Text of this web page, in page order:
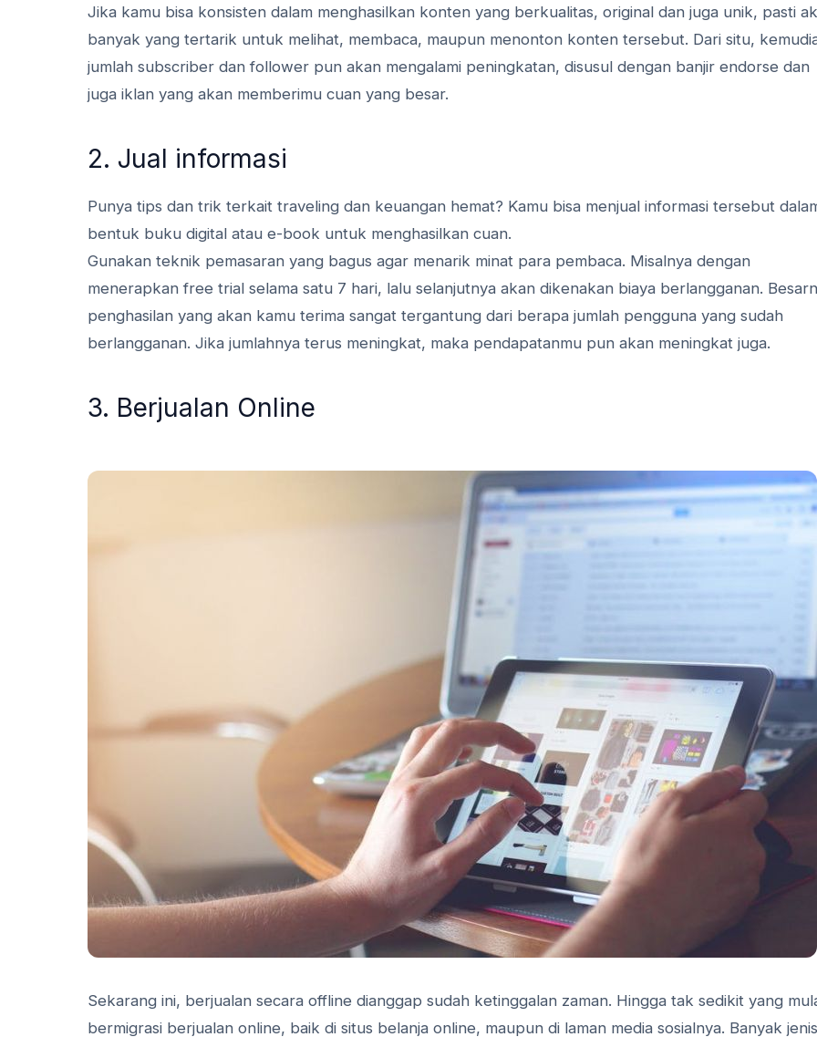
Jika kamu bisa konsisten dalam menghasilkan konten yang berkualitas, original dan juga unik, pasti
banyak yang tertarik untuk melihat, membaca, maupun menonton konten tersebut. Dari situ,
jumlah subscriber dan follower pun akan mengalami peningkatan, disusul dengan banjir endorse dan
juga iklan yang akan memberimu cuan yang besar.
2. Jual informasi
Punya tips dan trik terkait traveling dan keuangan hemat? Kamu bisa menjual informasi tersebut
bentuk buku digital atau e-book untuk menghasilkan cuan.
Gunakan teknik pemasaran yang bagus agar menarik minat para pembaca. Misalnya dengan
menerapkan free trial selama satu 7 hari, lalu selanjutnya akan dikenakan biaya berlangganan.
penghasilan yang akan kamu terima sangat tergantung dari berapa jumlah pengguna yang sudah
berlangganan. Jika jumlahnya terus meningkat, maka pendapatanmu pun akan meningkat juga.
3. Berjualan Online
Sekarang ini, berjualan secara offline dianggap sudah ketinggalan zaman. Hingga tak sedikit yang
bermigrasi berjualan online, baik di situs belanja online, maupun di laman media sosialnya. Banyak jenis